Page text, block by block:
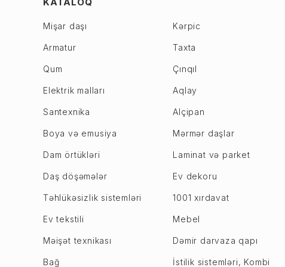
Gədəbəy
Göyçay
Göygöl
Xızı
Xocalı
Xocavənd
Ucar
7-ci mikrorayon
8-ci mikrorayon
Biləcəri
Xutor
M. Ə. Rəsulzadə
Sulutəpə
Xətai r.
Həzi Aslanov
Köhnə Günəşli
Mişar daşı Kərpic
Armatur Taxta
Qum Çınqıl
Elektrik malları Aqlay
Santexnika Alçipan
Boya və emusiya Mərmər daşlar
Dam örtükləri Laminat və parket
Daş döşəmələr Ev dekoru
Təhlükəsizlik sistemləri 1001 xırdavat
Ev tekstili Mebel
Məişət texnikası Dəmir darvaza qapı
Bağ İstilik sistemləri, Kombi